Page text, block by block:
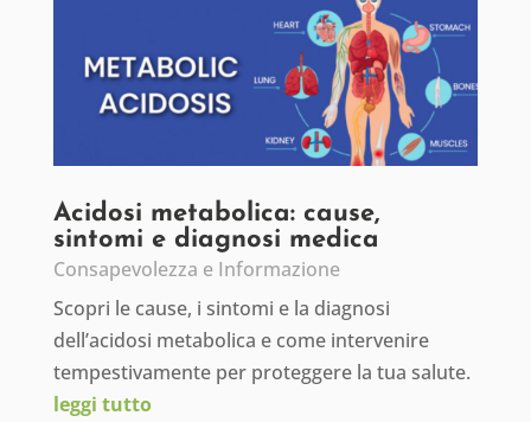
Acidosi metabolica: cause,
sintomi e diagnosi medica
Consapevolezza e Informazione
Scopri le cause, i sintomi e la diagnosi
dell’acidosi metabolica e come intervenire
tempestivamente per proteggere la tua salute.
leggi tutto